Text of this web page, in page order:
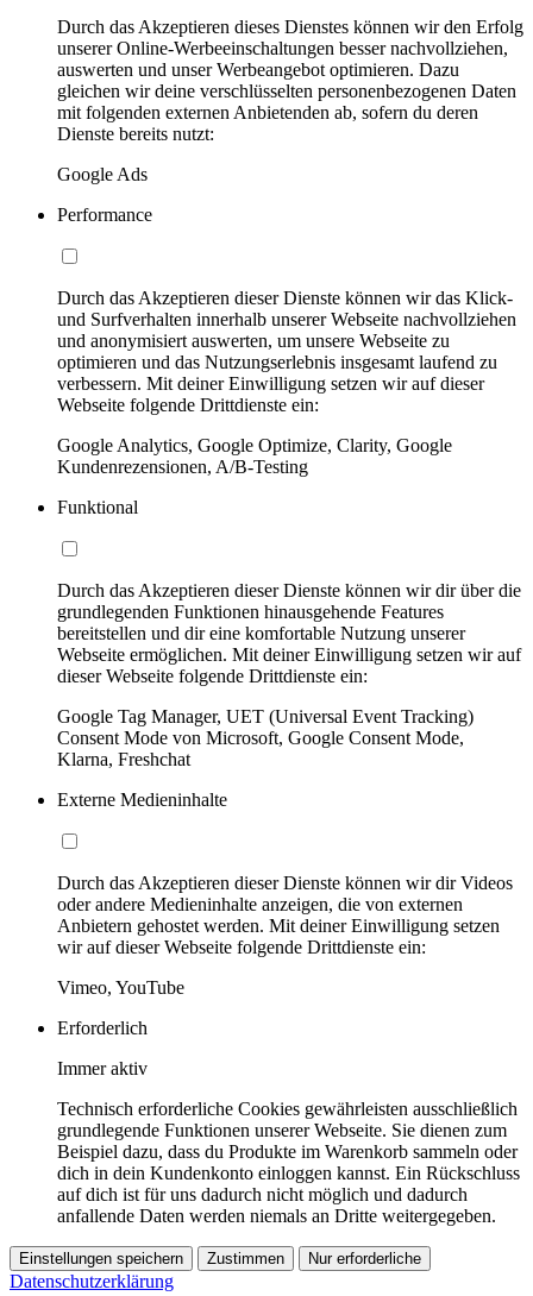
Durch das Akzeptieren dieses Dienstes können wir den Erfolg
unserer Online-Werbeeinschaltungen besser nachvollziehen,
auswerten und unser Werbeangebot optimieren. Dazu
gleichen wir deine verschlüsselten personenbezogenen Daten
mit folgenden externen Anbietenden ab, sofern du deren
Dienste bereits nutzt:
Google Ads
Performance
Durch das Akzeptieren dieser Dienste können wir das Klick-
und Surfverhalten innerhalb unserer Webseite nachvollziehen
und anonymisiert auswerten, um unsere Webseite zu
optimieren und das Nutzungserlebnis insgesamt laufend zu
verbessern. Mit deiner Einwilligung setzen wir auf dieser
Webseite folgende Drittdienste ein:
Google Analytics, Google Optimize, Clarity, Google
Kundenrezensionen, A/B-Testing
Funktional
Durch das Akzeptieren dieser Dienste können wir dir über die
grundlegenden Funktionen hinausgehende Features
bereitstellen und dir eine komfortable Nutzung unserer
Webseite ermöglichen. Mit deiner Einwilligung setzen wir auf
dieser Webseite folgende Drittdienste ein:
Google Tag Manager, UET (Universal Event Tracking)
Consent Mode von Microsoft, Google Consent Mode,
Klarna, Freshchat
Externe Medieninhalte
Durch das Akzeptieren dieser Dienste können wir dir Videos
oder andere Medieninhalte anzeigen, die von externen
Anbietern gehostet werden. Mit deiner Einwilligung setzen
wir auf dieser Webseite folgende Drittdienste ein:
Vimeo, YouTube
Erforderlich
Immer aktiv
Technisch erforderliche Cookies gewährleisten ausschließlich
grundlegende Funktionen unserer Webseite. Sie dienen zum
Beispiel dazu, dass du Produkte im Warenkorb sammeln oder
dich in dein Kundenkonto einloggen kannst. Ein Rückschluss
auf dich ist für uns dadurch nicht möglich und dadurch
anfallende Daten werden niemals an Dritte weitergegeben.
Einstellungen speichern Zustimmen Nur erforderliche
Datenschutzerklärung